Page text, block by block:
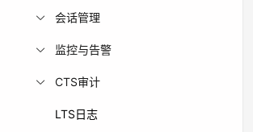
会话管理
监控与告警
CTS审计
LTS日志